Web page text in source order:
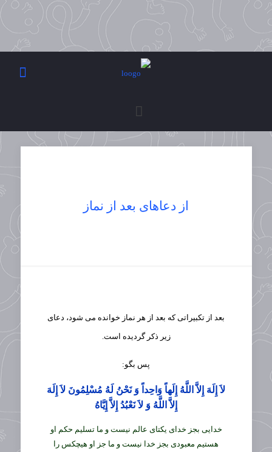
از دعاهای بعد از نماز
بعد از تکبیراتی که بعد از هر نماز خوانده می شود، دعای
زیر ذکر گردیده است.
پس بگو:
لاَ إِلَهَ إِلاَّ اللَّهُ إِلَهاً وَاحِداً وَ نَحْنُ لَهُ مُسْلِمُونَ لاَ إِلَهَ
إِلاَّ اللَّهُ وَ لاَ نَعْبُدُ إِلاَّ إِيَّاهُ‏
خدايى بجز خداى يكتاى عالم نيست و ما تسليم حكم او
هستيم معبودى بجز خدا نيست و ما جز او هيچكس را